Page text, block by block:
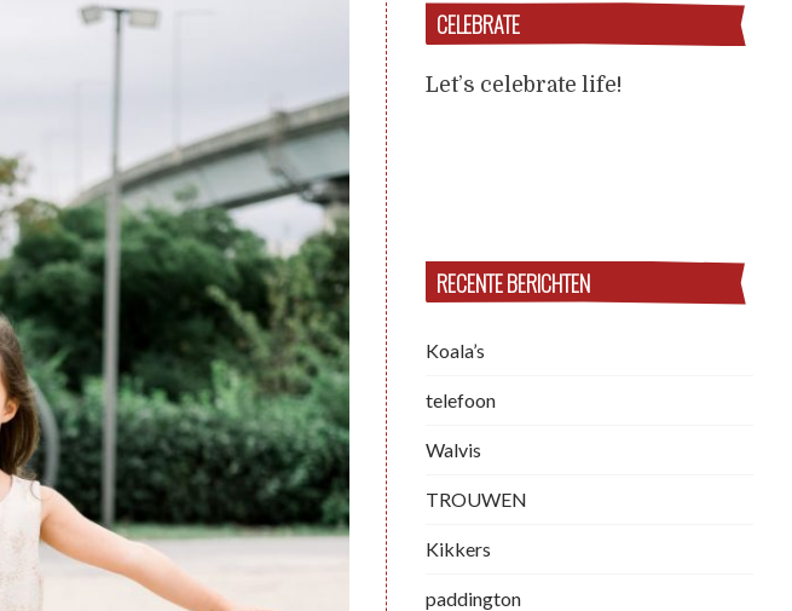
CELEBRATE
Let’s celebrate life!
RECENTE BERICHTEN
Koala’s
telefoon
Walvis
TROUWEN
Kikkers
paddington